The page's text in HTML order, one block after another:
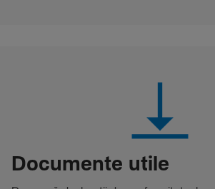
Docu­mente utile